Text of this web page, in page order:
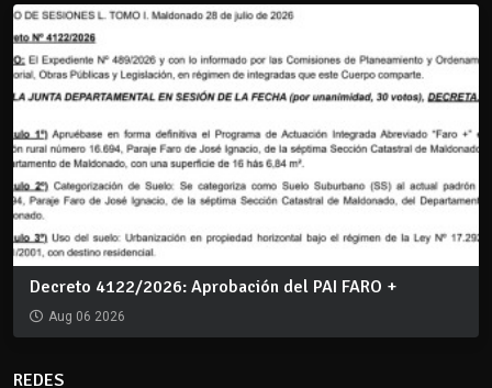
Decreto 4122/2026: Aprobación del PAI FARO +
Aug 06 2026
REDES